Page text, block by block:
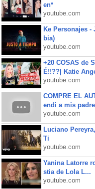
en*
youtube.com
Ke Personajes -
bia)
youtube.com
+20 COSAS de
É!!??| Katie
youtube.com
COMPRE EL
endi a mis
youtube.com
Luciano
Ti
youtube.com
Yanina Latorre
stia de Lola L...
youtube.com